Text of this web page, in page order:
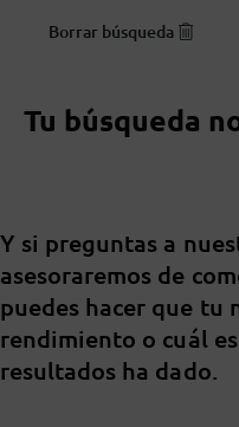
Borrar búsqueda
Tu búsqueda
Y si preguntas a
asesoraremos de
puedes hacer que tu
rendimiento o cuál
resultados ha dado.